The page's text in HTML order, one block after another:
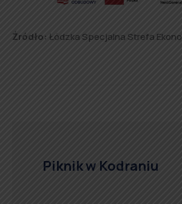
Źródło: Łódzka Specjalna Strefa
Piknik w Kodraniu